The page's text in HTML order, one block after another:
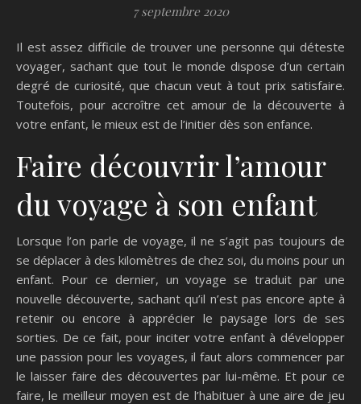
7 septembre 2020
Il est assez difficile de trouver une personne qui déteste
voyager, sachant que tout le monde dispose d’un certain
degré de curiosité, que chacun veut à tout prix satisfaire.
Toutefois, pour accroître cet amour de la découverte à
votre enfant, le mieux est de l’initier dès son enfance.
Faire découvrir l’amour
du voyage à son enfant
Lorsque l’on parle de voyage, il ne s’agit pas toujours de
se déplacer à des kilomètres de chez soi, du moins pour un
enfant. Pour ce dernier, un voyage se traduit par une
nouvelle découverte, sachant qu’il n’est pas encore apte à
retenir ou encore à apprécier le paysage lors de ses
sorties. De ce fait, pour inciter votre enfant à développer
une passion pour les voyages, il faut alors commencer par
le laisser faire des découvertes par lui-même. Et pour ce
faire, le meilleur moyen est de l’habituer à une aire de jeu